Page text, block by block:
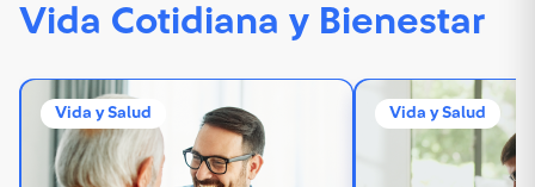
Vida Cotidiana y Bienestar
Vida y Salud Vida y Salud